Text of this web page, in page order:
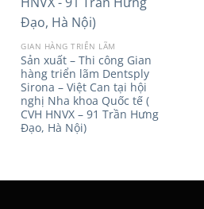
GIAN HÀNG TRIỂN LÃM
Sản xuất – Thi công Gian
hàng triển lãm Dentsply
Sirona – Việt Can tại hội
nghị Nha khoa Quốc tế (
CVH HNVX – 91 Trần Hưng
Đạo, Hà Nội)